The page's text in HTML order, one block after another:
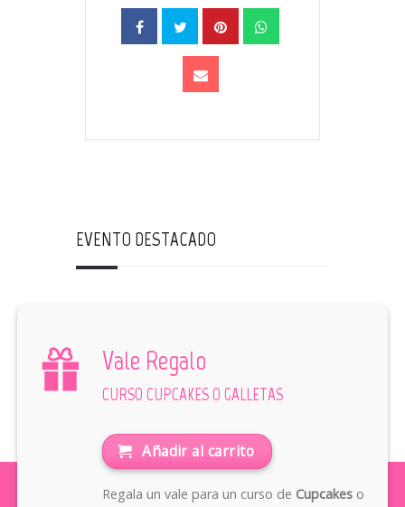
EVENTO DESTACADO
Vale Regalo
CURSO CUPCAKES O GALLETAS
Añadir al carrito
Regala un vale para un curso de Cupcakeso